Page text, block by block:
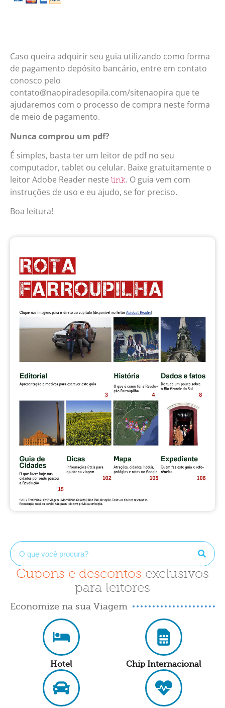
Caso queira adquirir seu guia utilizando como forma
de pagamento depósito bancário, entre em contato
conosco pelo
contato@naopiradesopila.com/sitenaopira que te
ajudaremos com o processo de compra neste forma
de meio de pagamento.
Nunca comprou um pdf?
É simples, basta ter um leitor de pdf no seu
computador, tablet ou celular. Baixe gratuitamente o
leitor Adobe Reader neste link. O guia vem com
instruções de uso e eu ajudo, se for preciso.
Boa leitura!
Cupons e descontos exclusivos
para leitores
Economize na sua Viagem
Hotel Chip Internacional